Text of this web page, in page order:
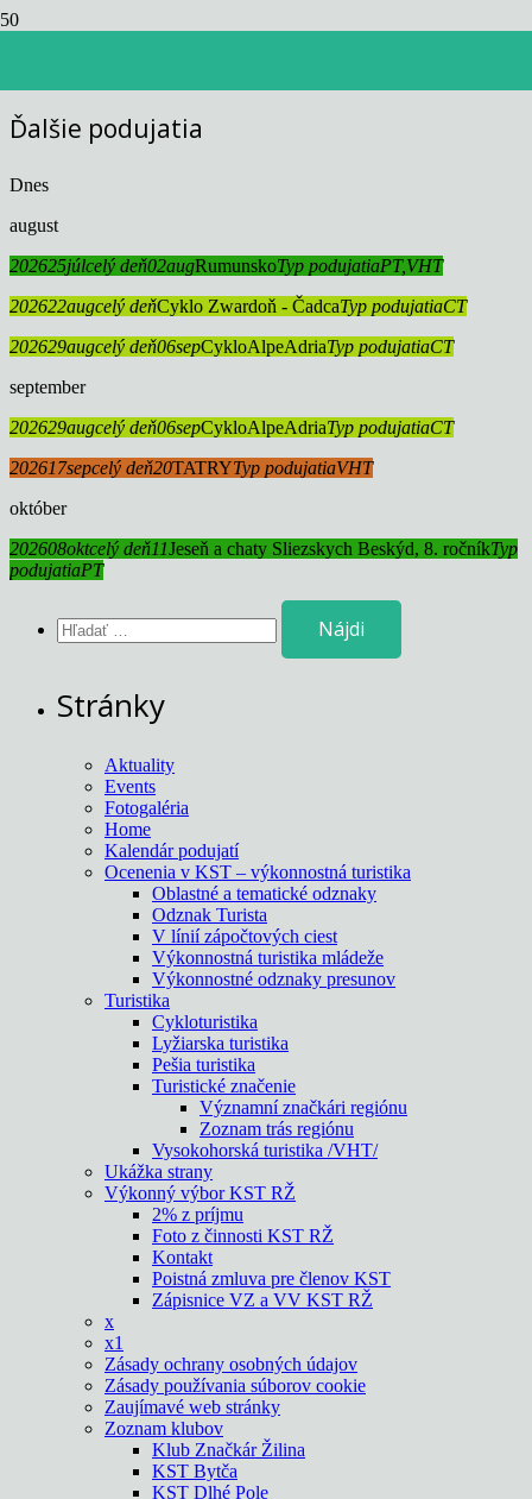
Ďalšie podujatia
Dnes
august
202625júlcelý deň02augRumunskoTyp podujatiaPT,VHT
202622augcelý deňCyklo Zwardoň - ČadcaTyp podujatiaCT
202629augcelý deň06sepCykloAlpeAdriaTyp podujatiaCT
september
202629augcelý deň06sepCykloAlpeAdriaTyp podujatiaCT
202617sepcelý deň20TATRYTyp podujatiaVHT
október
202608oktcelý deň11Jeseň a chaty Sliezskych Beskýd, 8. ročníkTyp
podujatiaPT
Stránky
Aktuality
Events
Fotogaléria
Home
Kalendár podujatí
Ocenenia v KST – výkonnostná turistika
Oblastné a tematické odznaky
Odznak Turista
V línií zápočtových ciest
Výkonnostná turistika mládeže
Výkonnostné odznaky presunov
Turistika
Cykloturistika
Lyžiarska turistika
Pešia turistika
Turistické značenie
Významní značkári regiónu
Zoznam trás regiónu
Vysokohorská turistika /VHT/
Ukážka strany
Výkonný výbor KST RŽ
2% z príjmu
Foto z činnosti KST RŽ
Kontakt
Poistná zmluva pre členov KST
Zápisnice VZ a VV KST RŽ
x
x1
Zásady ochrany osobných údajov
Zásady používania súborov cookie
Zaujímavé web stránky
Zoznam klubov
Klub Značkár Žilina
KST Bytča
KST Dlhé Pole